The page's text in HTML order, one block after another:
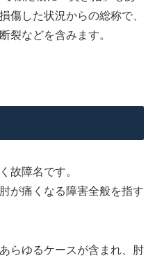
傷した状況からの総称で、
裂などを含みます。
故障名です。
が痛くなる障害全般を指す
らゆるケースが含まれ、肘